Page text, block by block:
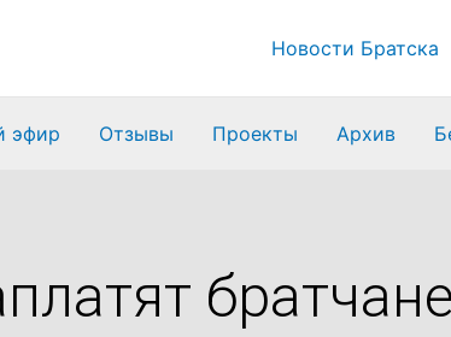
Новости Братска
эфир Отзывы Проекты Архив